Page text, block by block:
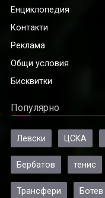
Енциклопедия
Контакти
Реклама
Общи условия
Бисквитки
Популярно
Левски ЦСКА
Бербатов тенис
Трансфери Ботев